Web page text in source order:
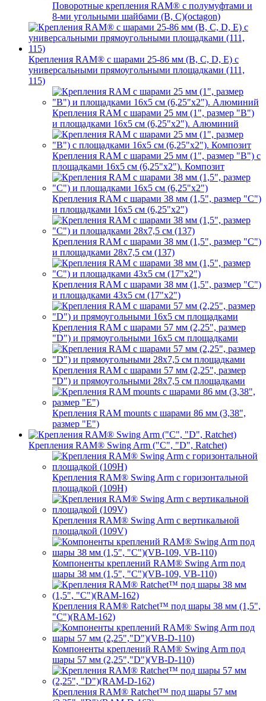
Поворотные крепления RAM® c полумуфтами и
8-ми угольными шайбами (B, C)(octagon)
Крепления RAM® с шарами 25-86 мм (B, C, D, E) с
универсальными прямоугольными площадками (111,
115)
Крепления RAM с шарами 25 мм (1", размер "B")
и площадками 16х5 см (6,25"х2"). Алюминий
Крепления RAM с шарами 25 мм (1", размер "B") с
площадками 16х5 см (6,25"х2"). Композит
Крепления RAM с шарами 38 мм (1,5", размер "C")
и площадками 16х5 см (6,25"х2")
Крепления RAM с шарами 38 мм (1,5", размер "C")
и площадками 28х7,5 см (137)
Крепления RAM с шарами 38 мм (1,5", размер "C")
и площадками 43х5 см (17"х2")
Крепления RAM с шарами 57 мм (2,25", размер
"D") и прямоугольными 16х5 см площадками
Крепления RAM с шарами 57 мм (2,25", размер
"D") и прямоугольными 28х7,5 см площадками
Крепления RAM mounts с шарами 86 мм (3,38",
размер "E")
Крепления RAM® Swing Arm ("C", "D", Ratchet)
Крепления RAM® Swing Arm с горизонтальной
площадкой (109H)
Крепления RAM® Swing Arm с вертикальной
площадкой (109V)
Компоненты креплений RAM® Swing Arm под
шары 38 мм (1,5", "C")(VB-109, VB-110)
Крепления RAM® Ratchet™ под шары 38 мм (1,5",
"C")(RAM-162)
Компоненты креплений RAM® Swing Arm под
шары 57 мм (2,25","D")(VB-D-110)
Крепления RAM® Ratchet™ под шары 57 мм